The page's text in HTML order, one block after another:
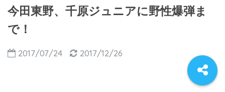
今田東野、千原ジュニアに野性爆弾ま
で！
2017/07/24 2017/12/26